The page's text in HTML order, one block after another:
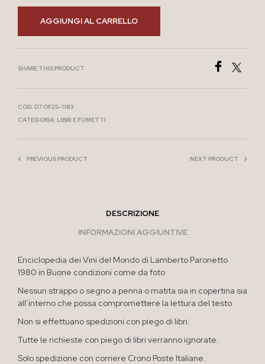
AGGIUNGI AL CARRELLO
SHARE THIS PRODUCT
COD: D7 OF25-1183
CATEGORIA: LIBRI E FUMETTI
PREVIOUS PRODUCT NEXT PRODUCT
DESCRIZIONE
INFORMAZIONI AGGIUNTIVE
Enciclopedia dei Vini del Mondo di Lamberto Paronetto
1980 in Buone condizioni come da foto
Nessun strappo o segno a penna o matita sia in copertina sia
all’interno che possa compromettere la lettura del testo
Non si effettuano spedizioni con piego di libri.
Tutte le richieste con piego di libri verranno ignorate.
Solo spedizione con corriere Crono Poste Italiane.